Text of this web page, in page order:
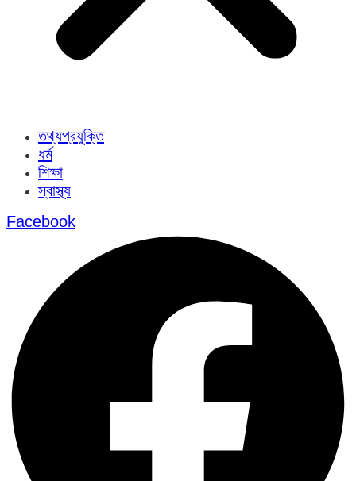
তথ্যপ্রযুক্তি
ধর্ম
শিক্ষা
স্বাস্থ্য
Facebook